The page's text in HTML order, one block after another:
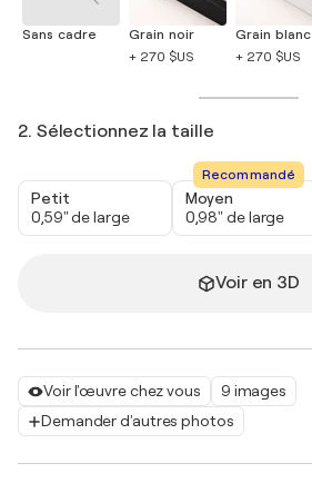
Voir l'œuvre chez vous
9 images
Demander d'autres photos
Sans cadre
Grain noir
+ 270 $US
Grain blanc
+ 270 $US
2. Sélectionnez la taille
Petit
0,59" de large
Recommandé
Moyen
0,98" de large
Voir en 3D